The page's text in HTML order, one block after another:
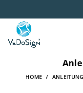
HOME